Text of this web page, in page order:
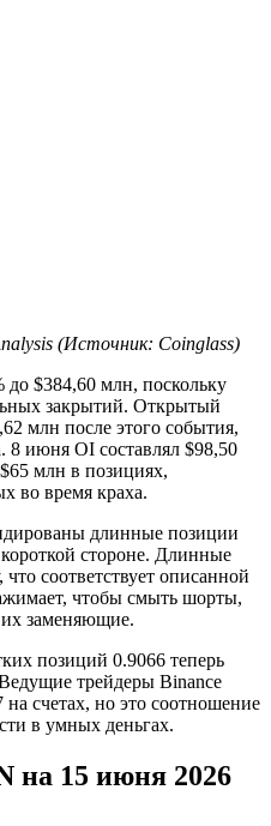
(Источник: Coinglass)
$384,60 млн, поскольку
закрытий. Открытый
млн после этого события,
8 июня OI составлял $98,50
млн в позициях,
во время краха.
длинные позиции
стороне. Длинные
соответствует описанной
чтобы смыть шорты,
заменяющие.
позиций 0.9066 теперь
трейдеры Binance
счетах, но это соотношение
в умных деньгах.
на 15 июня 2026